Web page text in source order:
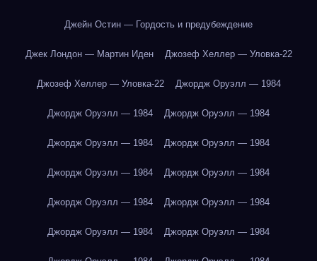
Джейн Остин — Гордость и предубеждение
Джек Лондон — Мартин Иден Джозеф Хеллер — Уловка-22
Джозеф Хеллер — Уловка-22 Джордж Оруэлл — 1984
Джордж Оруэлл — 1984 Джордж Оруэлл — 1984
Джордж Оруэлл — 1984 Джордж Оруэлл — 1984
Джордж Оруэлл — 1984 Джордж Оруэлл — 1984
Джордж Оруэлл — 1984 Джордж Оруэлл — 1984
Джордж Оруэлл — 1984 Джордж Оруэлл — 1984